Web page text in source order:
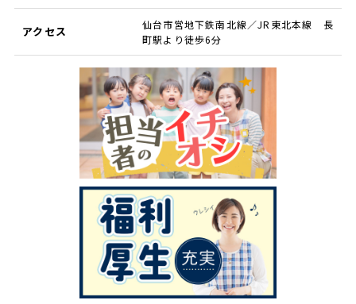
アクセス
仙台市営地下鉄南北線／JR東北本線 長
町駅より徒歩6分